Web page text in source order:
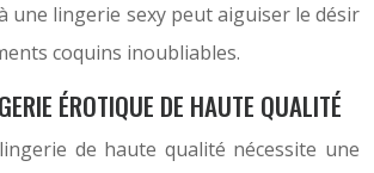
une lingerie sexy peut aiguiser le désir
coquins inoubliables.
ÉROTIQUE DE HAUTE QUALITÉ
de haute qualité nécessite une